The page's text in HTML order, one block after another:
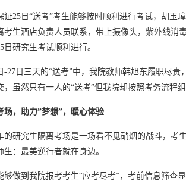
证25日“送考”考生能够按时顺利进行考试，胡玉
考生酒店负责人员联系，带上摄像头，紫外线消
日研究生考试顺利进行。
-27日三天的“送考”中，我院教师韩旭东履职尽
，虽然只有一人的“送考”但我院却按照考务流程
场，助力”梦想”，暖心体验
的研究生隔离考场是一场看不见硝烟的战斗，
生：最美逆行者就在身边。
够做到我院报考考生“应考尽考”，考前信息筛查